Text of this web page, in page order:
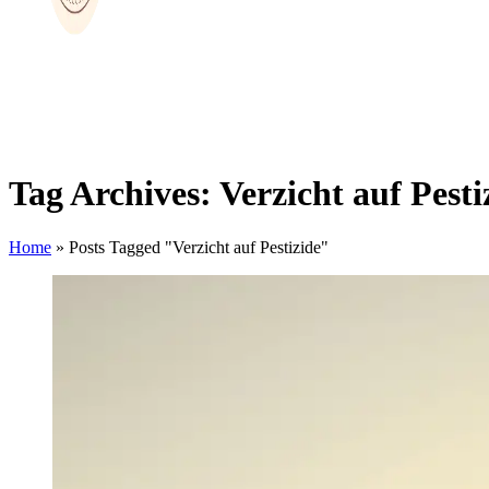
Tag Archives: Verzicht auf
Home » Posts Tagged "Verzicht auf Pestizide"